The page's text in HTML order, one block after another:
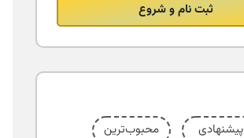
ثبت نام و شروع
پیشنهادی محبوب‌ترین